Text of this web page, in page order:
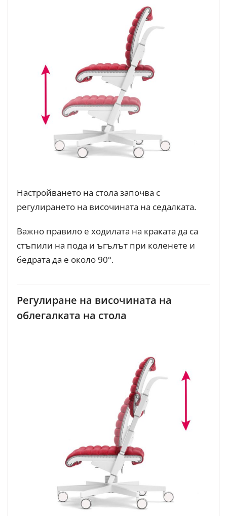
Настройването на стола започва с
регулирането на височината на седалката.
Важно правило е ходилата на краката да са
стъпили на пода и ъгълът при коленете и
бедрата да е около 90°.
Регулиране на височината на
облегалката на стола